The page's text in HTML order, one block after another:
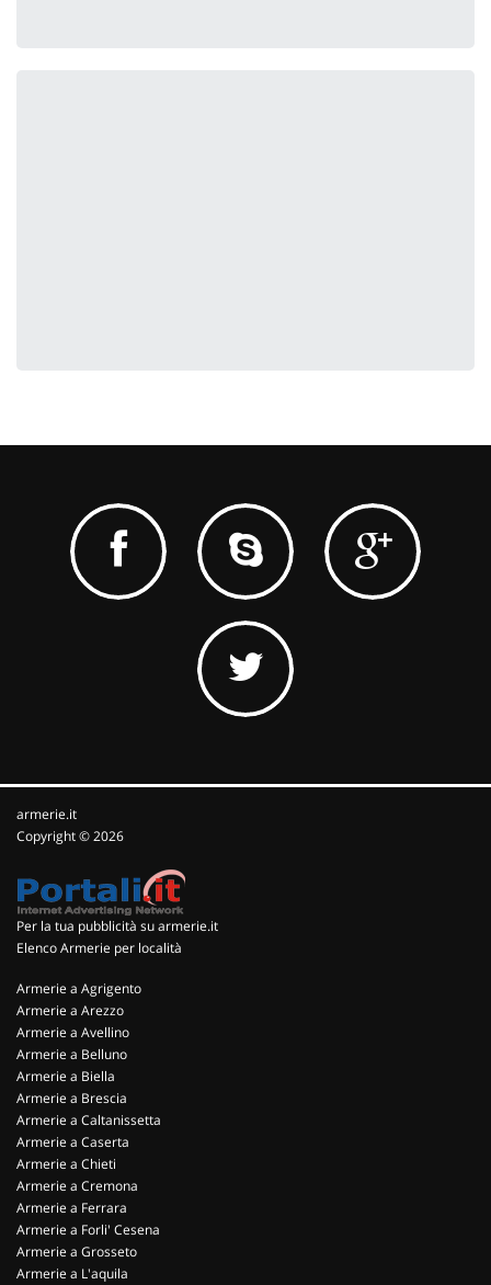
armerie.it
Copyright © 2026
Per la tua pubblicità su armerie.it
Elenco Armerie per località
Armerie a Agrigento
Armerie a Arezzo
Armerie a Avellino
Armerie a Belluno
Armerie a Biella
Armerie a Brescia
Armerie a Caltanissetta
Armerie a Caserta
Armerie a Chieti
Armerie a Cremona
Armerie a Ferrara
Armerie a Forli' Cesena
Armerie a Grosseto
Armerie a L'aquila